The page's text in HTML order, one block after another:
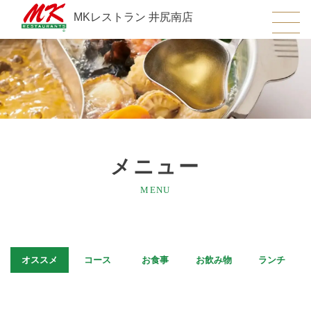
MKレストラン 井尻南店
メニュー
MENU
オススメ コース お食事 お飲み物 ランチ